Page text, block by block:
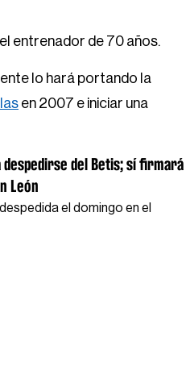
entrenador de 70 años.
lo hará portando la
en 2007 e iniciar una
despedirse del Betis; sí firmará
León
el domingo en el